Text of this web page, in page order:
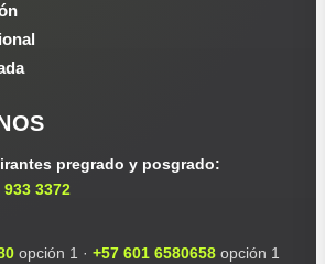
pregrado y posgrado:
933 3372
opción 1 · +57 601 6580658 opción 1